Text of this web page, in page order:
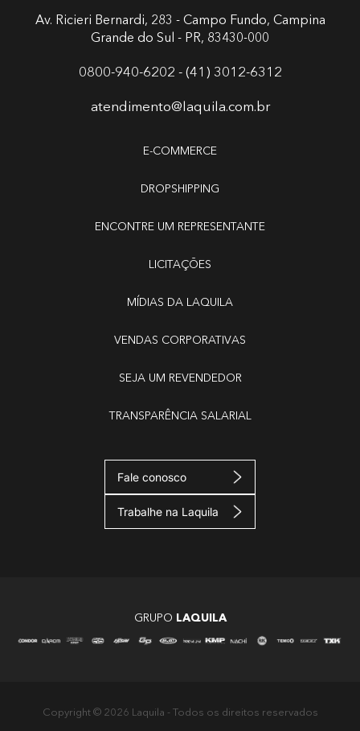
Av. Ricieri Bernardi, 283 - Campo Fundo, Campina
Grande do Sul - PR, 83430-000
0800-940-6202 - (41) 3012-6312
atendimento@laquila.com.br
E-COMMERCE
DROPSHIPPING
ENCONTRE UM REPRESENTANTE
LICITAÇÕES
MÍDIAS DA LAQUILA
VENDAS CORPORATIVAS
SEJA UM REVENDEDOR
TRANSPARÊNCIA SALARIAL
Fale conosco
Trabalhe na Laquila
GRUPO LAQUILA
Copyright © 2026 Laquila - Todos os direitos reservados